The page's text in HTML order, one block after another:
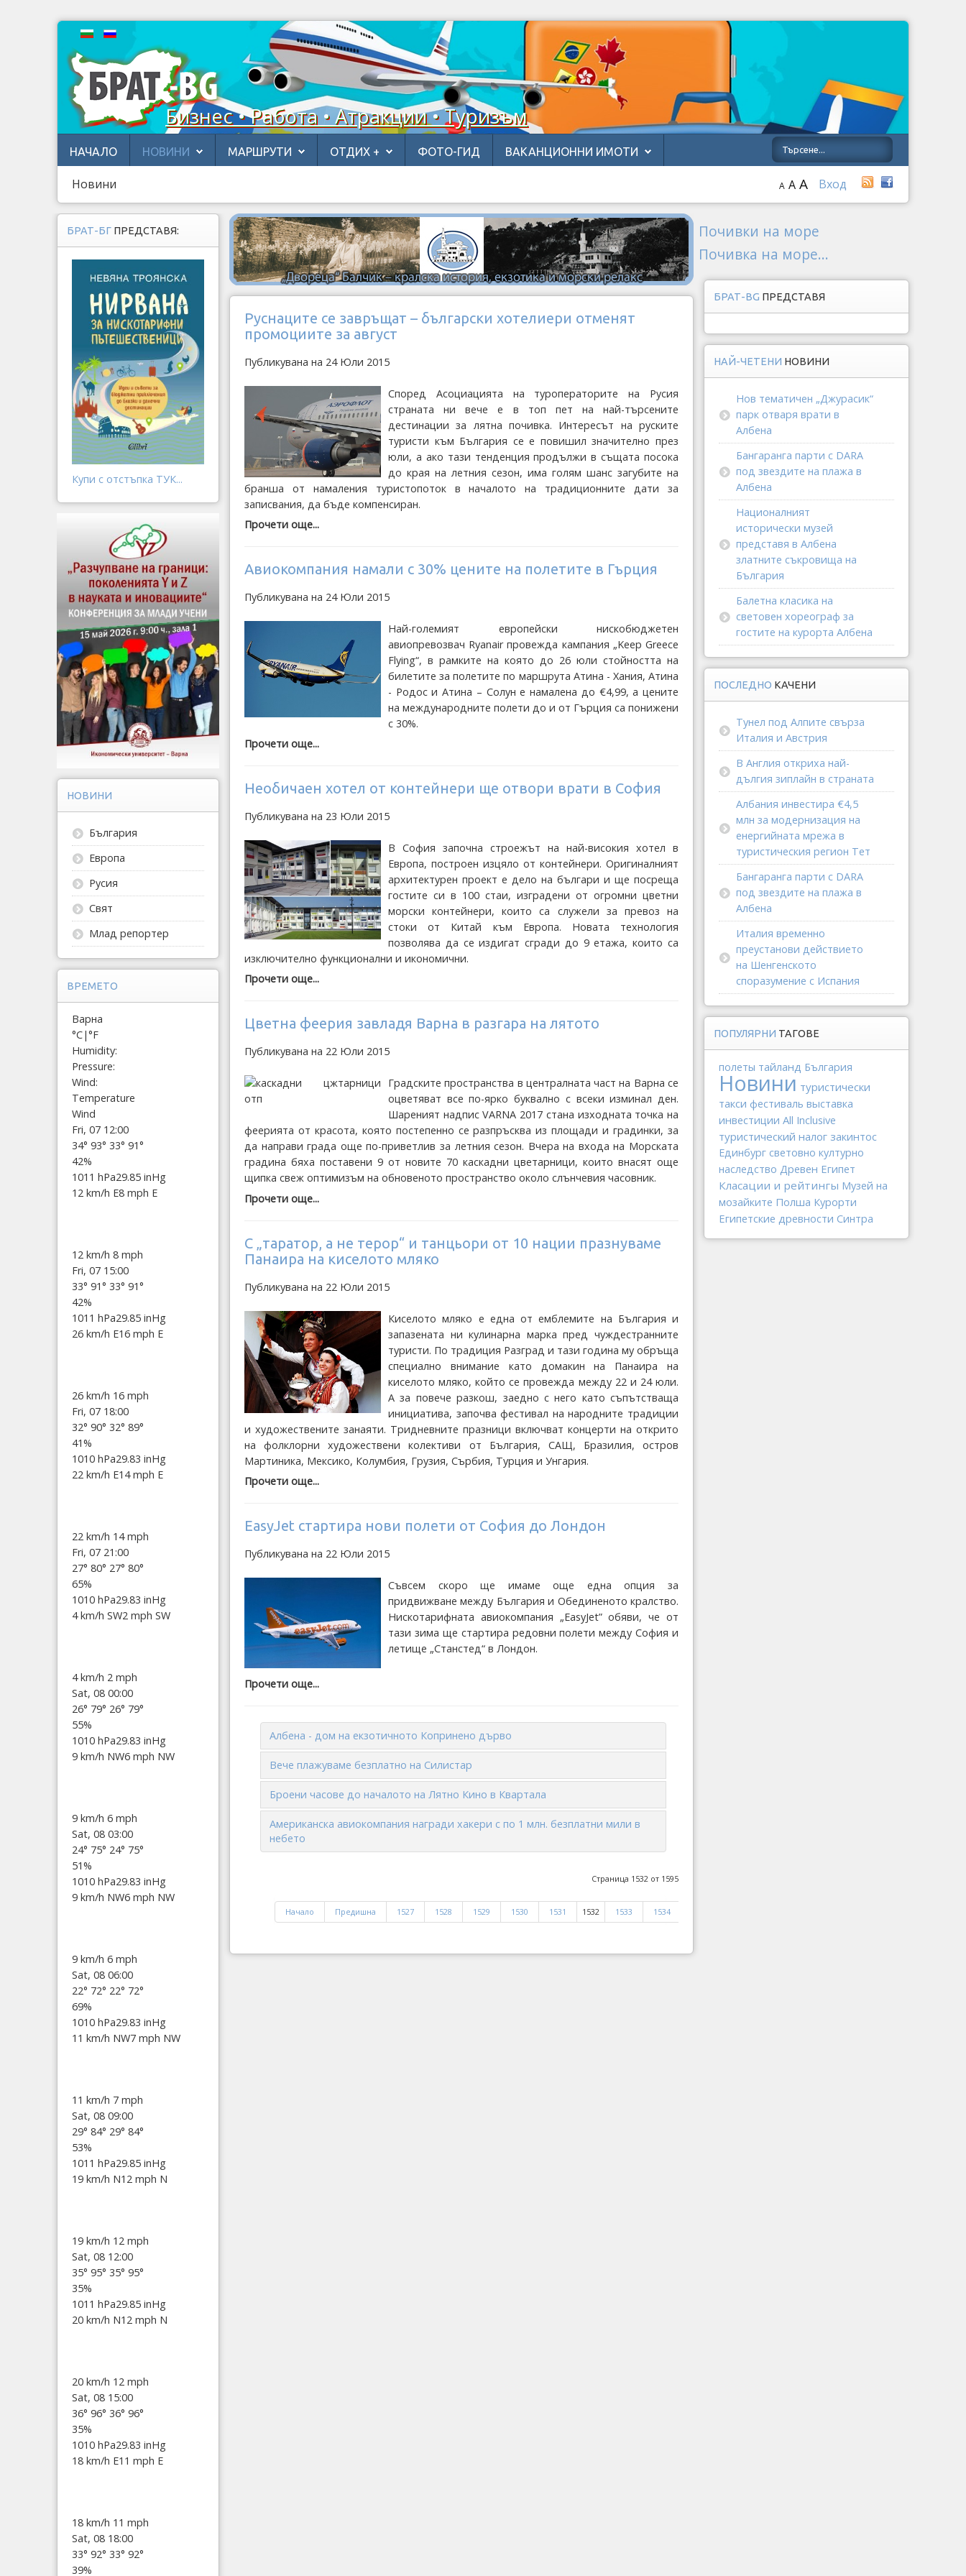
Бизнес • Работа • Атракции • Туризъм
НАЧАЛО НОВИНИ МАРШРУТИ ОТДИХ + ФОТО-ГИД ВАКАНЦИОННИ ИМОТИ
Новини Вход
A A A
Руснаците се завръщат – български хотелиери отменят
промоциите за август
Публикувана на 24 Юли 2015
Според Асоциацията на туроператорите на Русия
страната ни вече е в топ пет на най-търсените
дестинации за лятна почивка. Интересът на руските
туристи към България се е повишил значително през
юли, а ако тази тенденция продължи в същата посока
до края на летния сезон, има голям шанс загубите на
бранша от намаления туристопоток в началото на традиционните дати за
записвания, да бъде компенсиран.
Прочети още...
Авиокомпания намали с 30% цените на полетите в Гърция
Публикувана на 24 Юли 2015
Най-големият европейски нискобюджетен
авиопревозвач Ryanair провежда кампания „Keep Greece
Flying“, в рамките на която до 26 юли стойността на
билетите за полетите по маршрута Атина - Хания, Атина
- Родос и Атина – Солун е намалена до €4,99, а цените
на международните полети до и от Гърция са понижени
с 30%.
Прочети още...
Необичаен хотел от контейнери ще отвори врати в София
Публикувана на 23 Юли 2015
В София започна строежът на най-високия хотел в
Европа, построен изцяло от контейнери. Оригиналният
архитектурен проект е дело на българи и ще посреща
гостите си в 100 стаи, изградени от огромни цветни
морски контейнери, които са служели за превоз на
стоки от Китай към Европа. Новата технология
позволява да се издигат сгради до 9 етажа, които са
изключително функционални и икономични.
Прочети още...
Цветна феерия завладя Варна в разгара на лятото
Публикувана на 22 Юли 2015
Градските пространства в централната част на Варна се
оцветяват все по-ярко буквално с всеки изминал ден.
Шареният надпис VARNA 2017 стана изходната точка на
феерията от красота, която постепенно се разпръсква из площади и градинки, за
да направи града още по-приветлив за летния сезон. Вчера на входа на Морската
градина бяха поставени 9 от новите 70 каскадни цветарници, които внасят още
щипка свеж оптимизъм на обновеното пространство около слънчевия часовник.
Прочети още...
С „таратор, а не терор“ и танцьори от 10 нации празнуваме
Панаира на киселото мляко
Публикувана на 22 Юли 2015
Киселото мляко е една от емблемите на България и
запазената ни кулинарна марка пред чуждестранните
туристи. По традиция Разград и тази година му обръща
специално внимание като домакин на Панаира на
киселото мляко, който се провежда между 22 и 24 юли.
А за повече разкош, заедно с него като съпътстваща
инициатива, започва фестивал на народните традиции
и художествените занаяти. Тридневните празници включват концерти на открито
на фолклорни художествени колективи от България, САЩ, Бразилия, остров
Мартиника, Мексико, Колумбия, Грузия, Сърбия, Турция и Унгария.
Прочети още...
EasyJet стартира нови полети от София до Лондон
Публикувана на 22 Юли 2015
Съвсем скоро ще имаме още една опция за
придвижване между България и Обединеното кралство.
Нискотарифната авиокомпания „EasyJet” обяви, че от
тази зима ще стартира редовни полети между София и
летище „Станстед“ в Лондон.
Прочети още...
Албена - дом на екзотичното Копринено дърво
Вече плажуваме безплатно на Силистар
Броени часове до началото на Лятно Кино в Квартала
Американска авиокомпания награди хакери с по 1 млн. безплатни мили в
небето
Страница 1532 от 1595
Начало Предишна 1527 1528 1529 1530 1531 1532 1533 1534
БРАТ-БГ ПРЕДСТАВЯ:
Купи с отстъпка ТУК...
НОВИНИ
България
Европа
Русия
Свят
Млад репортер
ВРЕМЕТО
Варна
°C|°F
Humidity:
Pressure:
Wind:
Temperature
Wind
Fri, 07 12:00
34° 93° 33° 91°
42%
1011 hPa29.85 inHg
12 km/h E8 mph E
12 km/h 8 mph
Fri, 07 15:00
33° 91° 33° 91°
42%
1011 hPa29.85 inHg
26 km/h E16 mph E
26 km/h 16 mph
Fri, 07 18:00
32° 90° 32° 89°
41%
1010 hPa29.83 inHg
22 km/h E14 mph E
22 km/h 14 mph
Fri, 07 21:00
27° 80° 27° 80°
65%
1010 hPa29.83 inHg
4 km/h SW2 mph SW
4 km/h 2 mph
Sat, 08 00:00
26° 79° 26° 79°
55%
1010 hPa29.83 inHg
9 km/h NW6 mph NW
9 km/h 6 mph
Sat, 08 03:00
24° 75° 24° 75°
51%
1010 hPa29.83 inHg
9 km/h NW6 mph NW
9 km/h 6 mph
Sat, 08 06:00
22° 72° 22° 72°
69%
1010 hPa29.83 inHg
11 km/h NW7 mph NW
11 km/h 7 mph
Sat, 08 09:00
29° 84° 29° 84°
53%
1011 hPa29.85 inHg
19 km/h N12 mph N
19 km/h 12 mph
Sat, 08 12:00
35° 95° 35° 95°
35%
1011 hPa29.85 inHg
20 km/h N12 mph N
20 km/h 12 mph
Sat, 08 15:00
36° 96° 36° 96°
35%
1010 hPa29.83 inHg
18 km/h E11 mph E
18 km/h 11 mph
Sat, 08 18:00
33° 92° 33° 92°
39%
Почивки на море
Почивка на море...
БРАТ-BG ПРЕДСТАВЯ
НАЙ-ЧЕТЕНИ НОВИНИ
Нов тематичен „Джурасик“
парк отваря врати в
Албена
Бангаранга парти с DARA
под звездите на плажа в
Албена
Националният
исторически музей
представя в Албена
златните съкровища на
България
Балетна класика на
световен хореограф за
гостите на курорта Албена
ПОСЛЕДНО КАЧЕНИ
Тунел под Алпите свърза
Италия и Австрия
В Англия откриха най-
дългия зиплайн в страната
Албания инвестира €4,5
млн за модернизация на
енергийната мрежа в
туристическия регион Тет
Бангаранга парти с DARA
под звездите на плажа в
Албена
Италия временно
преустанови действието
на Шенгенското
споразумение с Испания
ПОПУЛЯРНИ ТАГОВЕ
полеты тайланд България
Новини туристически
такси фестиваль выставка
инвестиции All Inclusive
туристический налог закинтос
Единбург световно културно
наследство Древен Египет
Класации и рейтингы Музей на
мозайките Полша Курорти
Египетские древности Синтра